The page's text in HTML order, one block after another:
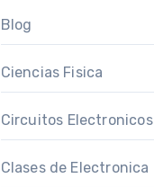
Blog
Ciencias Fisica
Circuitos Electronicos
Clases de Electronica